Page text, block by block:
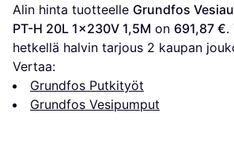
Alin hinta tuotteelle Grundfos
PT-H 20L 1x230V 1,5M on 691,87 €.
hetkellä halvin tarjous 2 kaupan
Vertaa:
Grundfos Putkityöt
Grundfos Vesipumput